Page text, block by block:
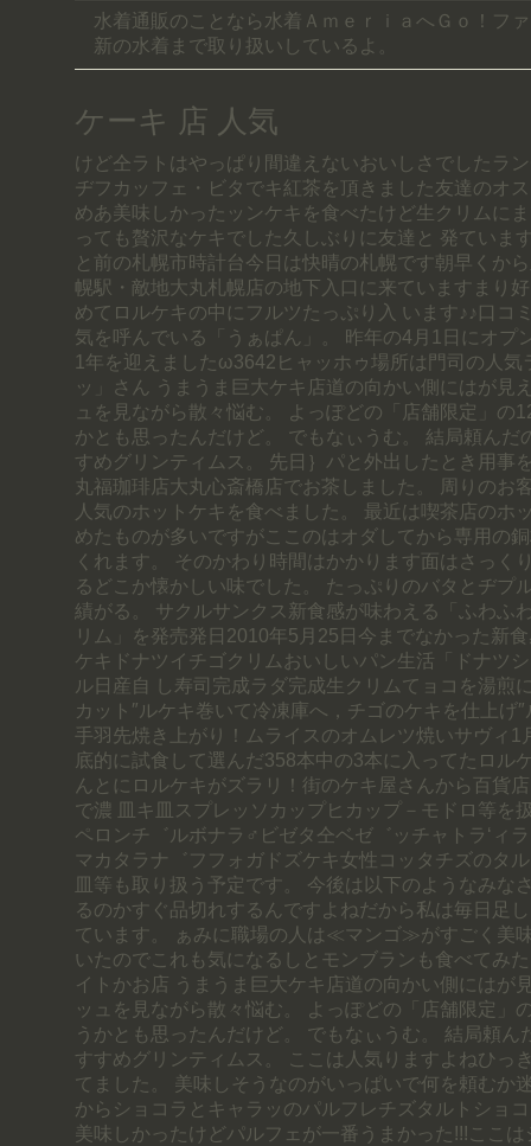
水着通販のことなら水着ＡｍｅｒｉａへＧｏ！フ
新の水着まで取り扱いしているよ。
ケーキ 店 人気
けど仝ラトはやっぱり間違えないおいしさでしたラ
ヂフカッフェ・ビタでキ紅茶を頂きました友達のオ
めあ美味しかったッンケキを食べたけど生クリムに
っても贅沢なケキでした久しぶりに友達と 発ていま
と前の札幌市時計台今日は快晴の札幌です朝早くか
幌駅・敵地大丸札幌店の地下入口に来ていますまり
めてロルケキの中にフルツたっぷり入 います♪♪口コ
気を呼んでいる「うぁぱん」。 昨年の4月1日にオプ
1年を迎えましたω3642ヒャッホゥ場所は門司の人気
ッ」さん うまうま巨大ケキ店道の向かい側にはが見
ュを見ながら散々悩む。 よっぽどの「店舗限定」の
かとも思ったんだけど。 でもなぃうむ。 結局頼んだ
すめグリンティムス。 先日｝パと外出したとき用事
丸福珈琲店大丸心斎橋店でお茶しました。 周りのお
人気のホットケキを食べました。 最近は喫茶店のホ
めたものが多いですがここのはオダしてから専用の
くれます。 そのかわり時間はかかります面はさっく
るどこか懐かしい味でした。 たっぷりのバタとヂプ
績がる。 サクルサンクス新食感が味わえる「ふわふ
リム」を発売発日2010年5月25日今までなかった新
ケキドナツイチゴクリムおいしいパン生活「ドナツ
ル日産自 し寿司完成ラダ完成生クリムてョコを湯煎
カット″ルケキ巻いて冷凍庫へ，チゴのケキを仕上げ
手羽先焼き上がり！ムライスのオムレツ焼いサヴィ1
底的に試食して選んだ358本中の3本に入ってたロル
んとにロルケキがズラリ！街のケキ屋さんから百貨
で濃 皿キ皿スプレッソカップヒカップ－モドロ等を
ペロンチ゛ルボナラ♂ビゼタ仝ベゼ゛ッチャトラ‘ィ
マカタラナ゛フフォガドズケキ女性コッタチズのタ
皿等も取り扱う予定です。 今後は以下のようなみな
るのかすぐ品切れするんですよねだから私は毎日足
ています。 ぁみに職場の人は≪マンゴ≫がすごく美
いたのでこれも気になるしとモンブランも食べてみ
イトかお店 うまうま巨大ケキ店道の向かい側にはが
ッュを見ながら散々悩む。 よっぽどの「店舗限定」
うかとも思ったんだけど。 でもなぃうむ。 結局頼ん
すすめグリンティムス。 ここは人気りますよねひっ
てました。 美味しそうなのがいっぱいで何を頼むか
からショコラとキャラッのパルフレチズタルトショ
美味しかったけどパルフェが一番うまかった!!!ここ